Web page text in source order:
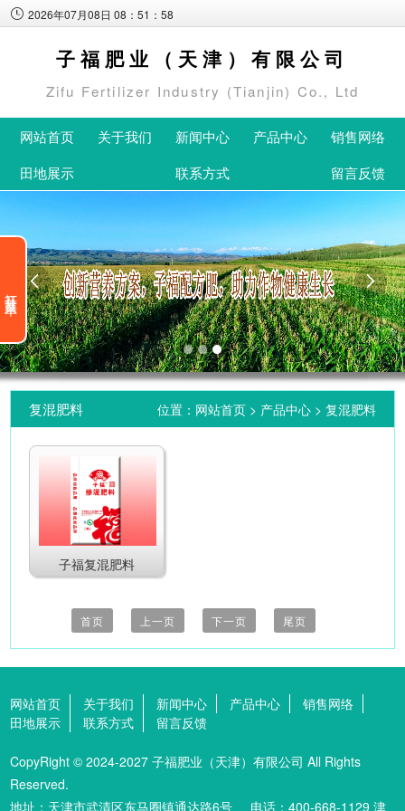
2026年07月08日 08：51：58
子福肥业（天津）有限公司
Zifu Fertilizer Industry (Tianjin) Co., Ltd
网站首页 关于我们 新闻中心 产品中心
销售网络
田地展示
联系方式 留言反馈
 
复混肥料 位置： 网站首页> 产品中心> 复混肥料
子福复混肥料
首页 上一页 下一页 尾页
网站首页 关于我们 新闻中心 产品中心
销售网络
田地展示
联系方式 留言反馈
CopyRight © 2024-2027子福肥业（天津）有限公司 All Rights
Reserved.
地址：天津市武清区东马圈镇通达路6号 电话：400-668-1129津